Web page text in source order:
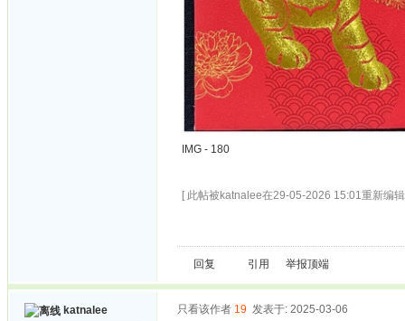
IMG - 180
[ 此帖被katnalee在29-05-2026 15:01重新编
回复 引用 举报顶端
katnalee 只看该作者 19 发表于: 2025-03-06